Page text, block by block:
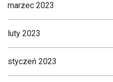
marzec 2023
luty 2023
styczeń 2023